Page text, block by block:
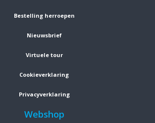
Bestelling herroepen
Nieuwsbrief
Virtuele tour
Cookieverklaring
Privacyverklaring
Webshop